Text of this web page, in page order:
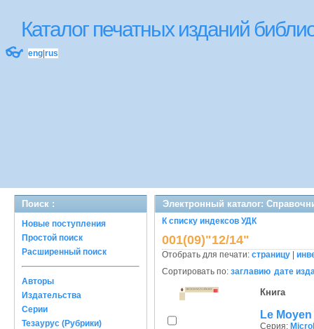
Каталог печатных изданий
👓 eng rus
Поиск :
Новые поступления
Простой поиск
Расширенный поиск
Авторы
Издательства
Серии
Тезаурус (Рубрики)
Электронный каталог:
К списку индексов УДК
001(09)"12/14"
Отобрать для печати: страницу
Сортировать по: заглавию дате
Книга
Le
Серия: